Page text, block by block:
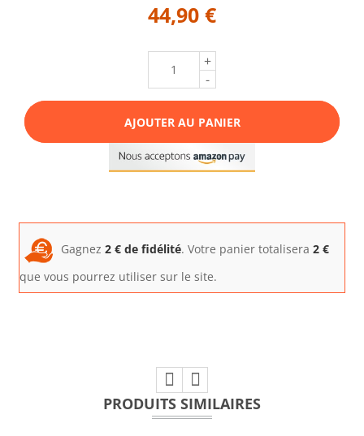
44,90 €
+
-
AJOUTER AU PANIER
Gagnez 2 € de fidélité. Votre panier totalisera 2 €
que vous pourrez utiliser sur le site.
PRODUITS SIMILAIRES